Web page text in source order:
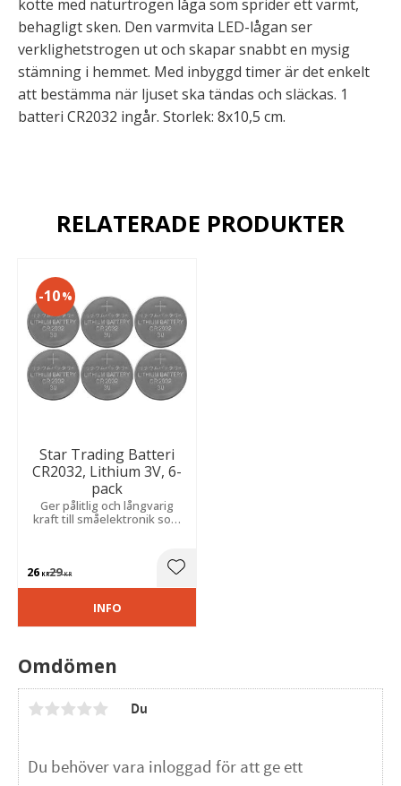
kotte med naturtrogen låga som sprider ett varmt,
behagligt sken. Den varmvita LED-lågan ser
verklighetstrogen ut och skapar snabbt en mysig
stämning i hemmet. Med inbyggd timer är det enkelt
att bestämma när ljuset ska tändas och släckas. 1
batteri CR2032 ingår. Storlek: 8x10,5 cm.
Omdömen
Du
RELATERADE PRODUKTER
Star Trading Batteri
CR2032, Lithium 3V, 6-
pack
Ger pålitlig och långvarig
kraft till småelektronik som
26 KR29KR
10%
Lägg till i favoriter
INFO